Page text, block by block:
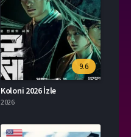
9.6
Koloni 2026 İzle
2026